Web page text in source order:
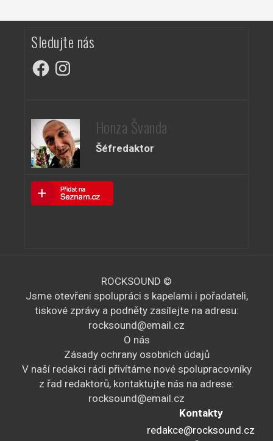
Sledujte nás
FacebookInstagram
Honza Švanda
Šéfredaktor
ROCKSOUND ©
Jsme otevřeni spolupráci s kapelami i pořadateli,
tiskové zprávy a podněty zasílejte na adresu:
rocksound@email.cz
O nás
Zásady ochrany osobních údajů
V naší redakci rádi přivítáme nové spolupracovníky
z řad redaktorů, kontaktujte nás na adrese:
rocksound@email.cz
Kontakty
redakce@rocksound.cz